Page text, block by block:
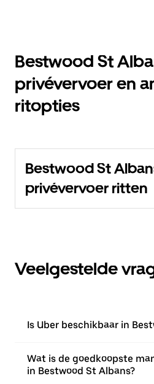
Bestwood St
privévervoer en
ritopties
Bestwood St
privévervoer ritten
Veelgestelde
Is Uber beschikbaar in
Wat is de goedkoopste
in Bestwood St Albans?